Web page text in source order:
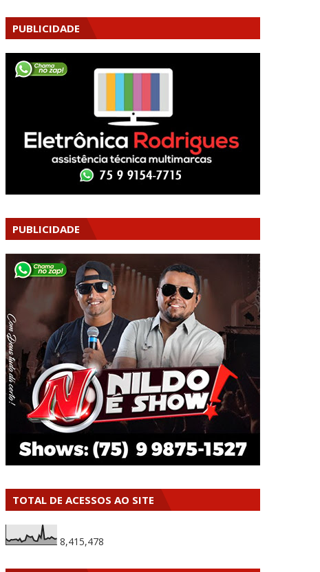
PUBLICIDADE
PUBLICIDADE
TOTAL DE ACESSOS AO SITE
8,415,478